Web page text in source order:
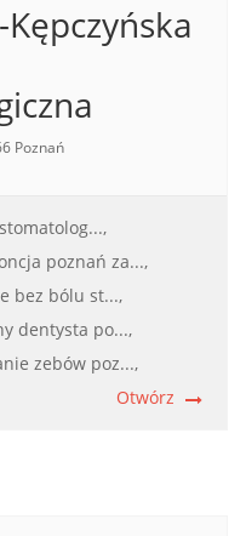
Poznań
poznań za...,
bez bólu st...,
dentysta po...,
zebów poz...,
Otwórz